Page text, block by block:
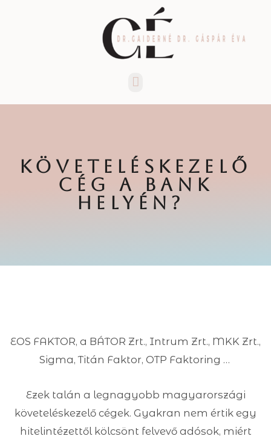
Menü
KÖVETELÉSKEZELŐ
CÉG A BANK
HELYÉN?
EOS FAKTOR, a BÁTOR Zrt., Intrum Zrt., MKK Zrt.,
Sigma, Titán Faktor, OTP Faktoring …
Ezek talán a legnagyobb magyarországi
követeléskezelő cégek. Gyakran nem értik egy
hitelintézettől kölcsönt felvevő adósok, miért